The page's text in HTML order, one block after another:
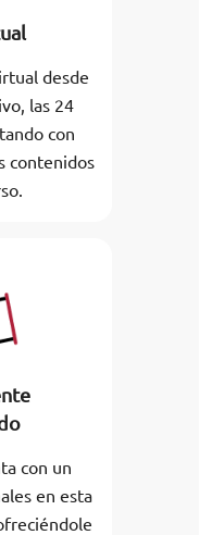
desde
las 24
con
contenidos
con un
en esta